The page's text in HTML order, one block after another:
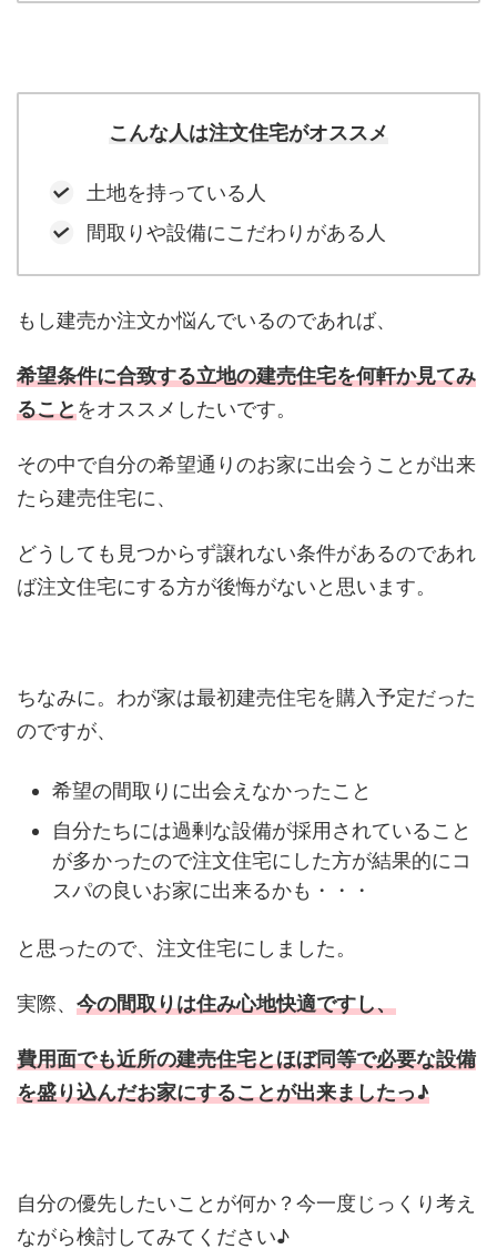
こんな人は注文住宅がオススメ
土地を持っている人
間取りや設備にこだわりがある人
もし建売か注文か悩んでいるのであれば、
希望条件に合致する立地の建売住宅を何軒か見てみ
ることをオススメしたいです。
その中で自分の希望通りのお家に出会うことが出来
たら建売住宅に、
どうしても見つからず譲れない条件があるのであれ
ば注文住宅にする方が後悔がないと思います。
ちなみに。わが家は最初建売住宅を購入予定だった
のですが、
希望の間取りに出会えなかったこと
自分たちには過剰な設備が採用されていること
が多かったので注文住宅にした方が結果的にコ
スパの良いお家に出来るかも・・・
と思ったので、注文住宅にしました。
実際、 今の間取りは住み心地快適ですし、
費用面でも近所の建売住宅とほぼ同等で必要な設備
を盛り込んだお家にすることが出来ましたっ♪
自分の優先したいことが何か？今一度じっくり考え
ながら検討してみてください♪